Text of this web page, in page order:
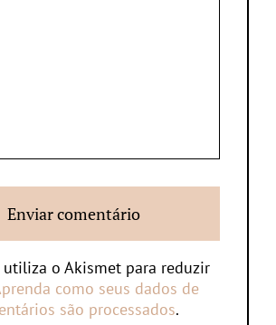
utiliza o Akismet para reduzir
como seus dados de
são processados.